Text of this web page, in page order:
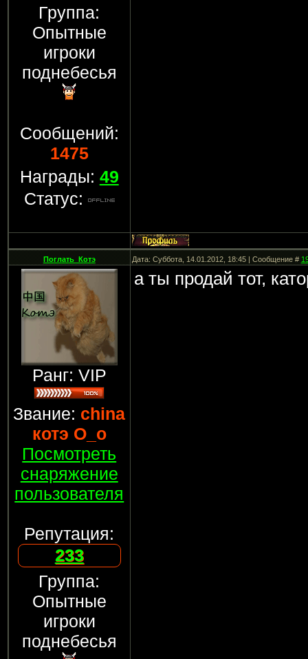
Группа:
Опытные
игроки
поднебесья
Сообщений:
1475
Награды: 49
Статус:
Поглать_Котэ Дата: Суббота, 14.01.2012, 18:45 | Сообщение #
Ранг: VIP
Звание: china
котэ О_о
Посмотреть
снаряжение
пользователя
Репутация:
233
Группа:
Опытные
игроки
поднебесья
а ты продай тот,